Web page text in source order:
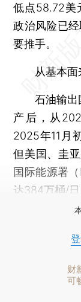
低点58.72美
政治风险已
要推手。
从基本面来
石油输出国
产后，从
2025年11月
但美国、圭
国际能源署
达384万桶/日
财
可